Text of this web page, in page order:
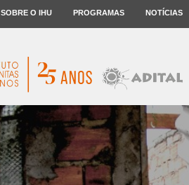
SOBRE O IHU PROGRAMAS NOTÍCIAS